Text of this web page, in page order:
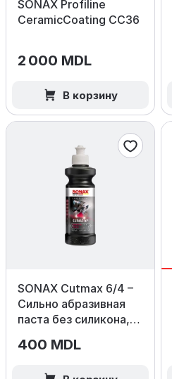
SONAX Profiline
CeramicCoating CC36
2 000 MDL
В корзину
SONAX Cutmax 6/4 –
Сильно абразивная
паста без силикона,
400 MDL